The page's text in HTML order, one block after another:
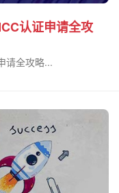
认证申请全攻
请全攻略...